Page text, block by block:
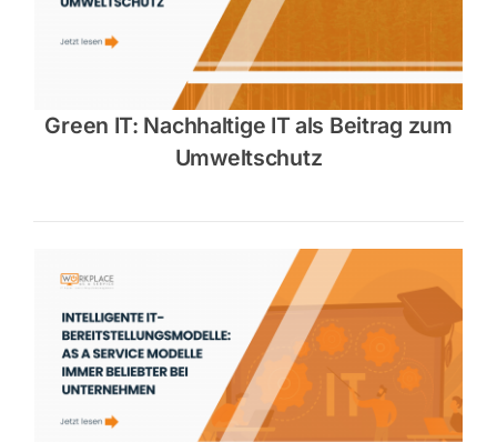
Green IT: Nachhaltige IT als Beitrag zum
Umweltschutz